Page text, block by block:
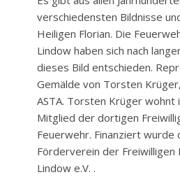
verschiedensten Bildnisse
Heiligen Florian. Die
Lindow haben sich nach
dieses Bild entschieden.
Gemälde von Torsten
ASTA. Torsten Krüger wohnt
Mitglied der dortigen
Feuerwehr. Finanziert wurde
Förderverein der Freiwilligen
Lindow e.V. .